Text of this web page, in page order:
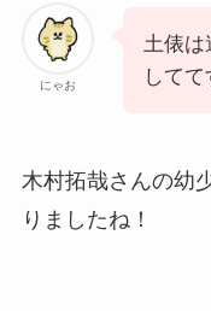
にゃお
土俵は
してて
木村拓哉さんの幼
りましたね！